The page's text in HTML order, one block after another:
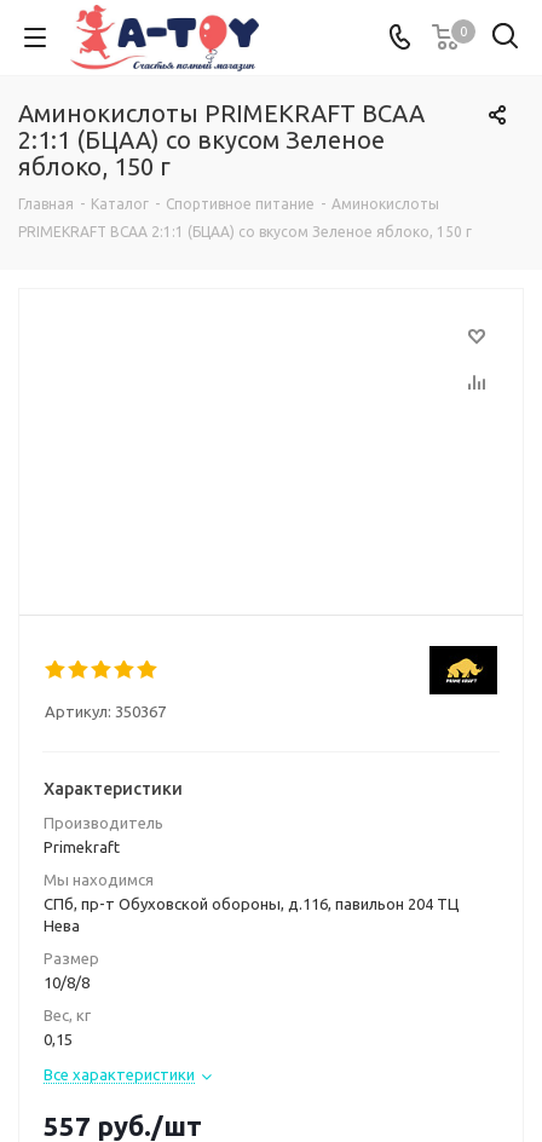
0
Аминокислоты PRIMEKRAFT BCAA
2:1:1 (БЦАА) со вкусом Зеленое
яблоко, 150 г
Главная - Каталог - Спортивное питание - Аминокислоты
PRIMEKRAFT BCAA 2:1:1 (БЦАА) со вкусом Зеленое яблоко, 150 г
Артикул: 350367
Характеристики
Производитель
Primekraft
Мы находимся
СПб, пр-т Обуховской обороны, д.116, павильон 204 ТЦ
Нева
Размер
10/8/8
Вес, кг
0,15
Все характеристики
557 руб./шт